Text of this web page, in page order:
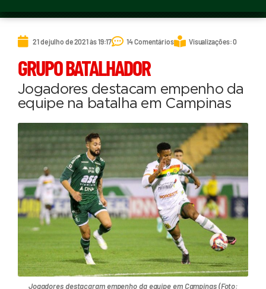
21 de julho de 2021 às 19:17 14 Comentários Visualizações: 0
GRUPO BATALHADOR
Jogadores destacam empenho da
equipe na batalha em Campinas
Jogadores destacaram empenho da equipe em Campinas (Foto: